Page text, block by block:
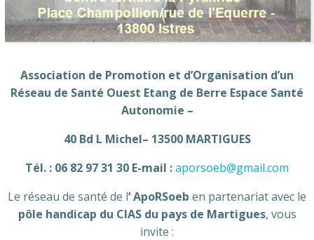
Association de Promotion et d’Organisation d’un
Réseau de Santé Ouest Etang de Berre Espace Santé
Autonomie –
40 Bd L Michel– 13500 MARTIGUES
Tél. : 06 82 97 31 30 E-mail :aporsoeb@gmail.com
Le réseau de santé de l‘ ApoRSoeb en partenariat avec le
pôle handicap du CIAS du pays de Martigues, vous
invite :